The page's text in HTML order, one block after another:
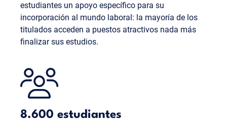
estudiantes un apoyo específico para su
incorporación al mundo laboral: la mayoría de los
titulados acceden a puestos atractivos nada más
finalizar sus estudios.
8.600 estudiantes